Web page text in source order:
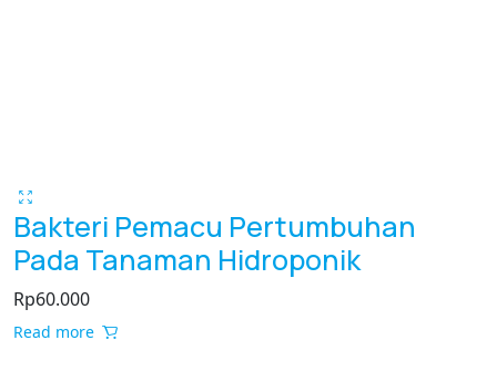
Bakteri Pemacu Pertumbuhan
Pada Tanaman Hidroponik
Rp60.000
Read more